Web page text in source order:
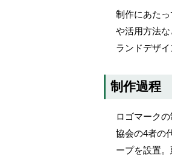
制作にあた
や活用方法
ランドデザ
制作過程
ロゴマーク
協会の4者の
ープを設置